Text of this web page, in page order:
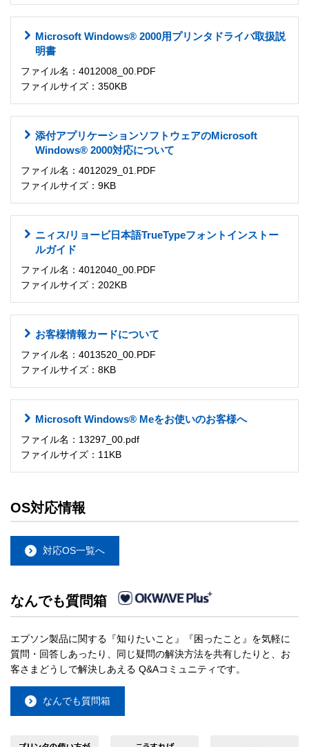
Microsoft Windows® 2000用プリンタドライバ取扱説
明書
ファイル名：4012008_00.PDF
ファイルサイズ：350KB
添付アプリケーションソフトウェアのMicrosoft
Windows® 2000対応について
ファイル名：4012029_01.PDF
ファイルサイズ：9KB
ニィス/リョービ日本語TrueTypeフォントインストー
ルガイド
ファイル名：4012040_00.PDF
ファイルサイズ：202KB
お客様情報カードについて
ファイル名：4013520_00.PDF
ファイルサイズ：8KB
Microsoft Windows® Meをお使いのお客様へ
ファイル名：13297_00.pdf
ファイルサイズ：11KB
OS対応情報
対応OS一覧へ
なんでも質問箱
エプソン製品に関する『知りたいこと』『困ったこと』を気軽に
質問・回答しあったり、同じ疑問の解決方法を共有したりと、お
客さまどうしで解決しあえる Q&Aコミュニティです。
なんでも質問箱